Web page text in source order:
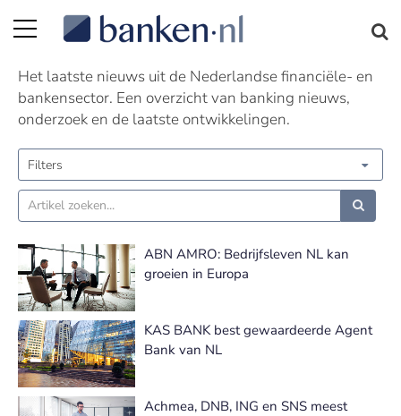
Nieuws | Pagina 314
Het laatste nieuws uit de Nederlandse financiële- en
bankensector. Een overzicht van banking nieuws,
onderzoek en de laatste ontwikkelingen.
Filters
ABN AMRO: Bedrijfsleven NL kan
groeien in Europa
KAS BANK best gewaardeerde Agent
Bank van NL
Achmea, DNB, ING en SNS meest